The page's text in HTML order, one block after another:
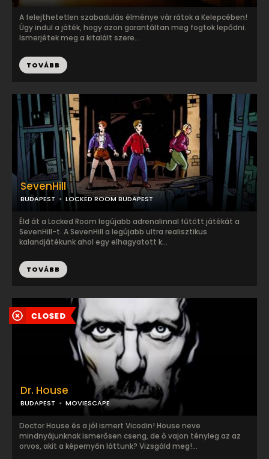
A felejthetetlen szabadulás élménye vár rátok a Kelepcében!
Úgy indul a játék, hogy azon garantáltan meg fogtok lepődni.
Ismerjétek meg a kitalált szere...
TOVÁBB
SevenHill
BUDAPEST LOCKED ROOM BUDAPEST
Éld át a Locked Room legújabb adrenalinnal fűtött játékát a
SevenHill-t. A SevenHill a legújabb ultra realisztikus
kalandjátékunk ahol egy elhagyatott k...
TOVÁBB
Dr. House
BUDAPEST MOVIESCAPE
Doctor House és a jól ismert Vicodin! House neve
mindnyájunknak ismerősen cseng, de ő vajon tényleg az az
orvos, akit a képernyőn láttunk? Vizsgáld meg!...